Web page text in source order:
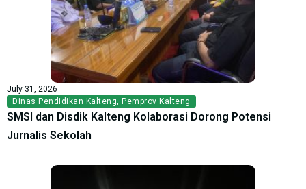
July 31, 2026
Dinas Pendidikan Kalteng Pemprov Kalteng
SMSI dan Disdik Kalteng Kolaborasi Dorong Potensi
Jurnalis Sekolah